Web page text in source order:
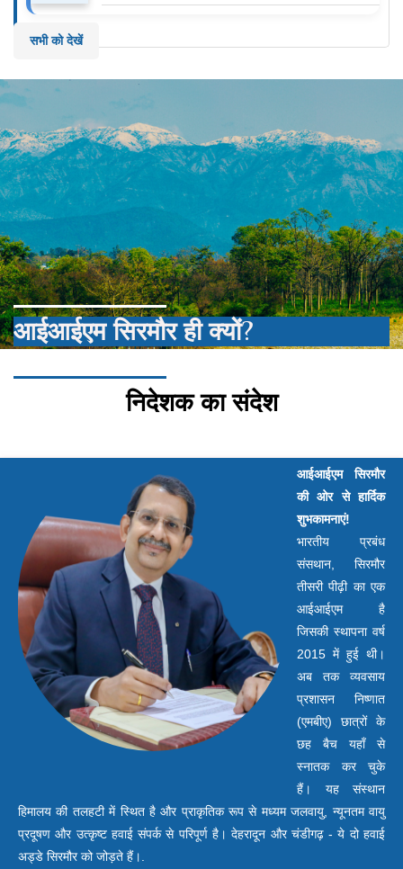
सभी को देखें
आईआईएम सिरमौर ही क्यों?
निदेशक का संदेश
आईआईएम सिरमौर
की ओर से हार्दिक
शुभकामनाएं!
भारतीय प्रबंध
संसथान, सिरमौर
तीसरी पीढ़ी का एक
आईआईएम है
जिसकी स्थापना वर्ष
2015 में हुई थी।
अब तक व्यवसाय
प्रशासन निष्णात
(एमबीए) छात्रों के
छह बैच यहाँ से
स्नातक कर चुके
हैं। यह संस्थान
हिमालय की तलहटी में स्थित है और प्राकृतिक रूप से मध्यम जलवायु, न्यूनतम वायु
प्रदूषण और उत्कृष्ट हवाई संपर्क से परिपूर्ण है। देहरादून और चंडीगढ़ - ये दो हवाई
अड्डे सिरमौर को जोड़ते हैं।.